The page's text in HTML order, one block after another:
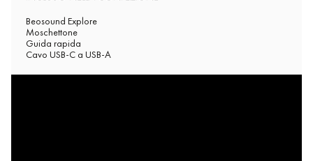
Beosound Explore
Moschettone
Guida rapida
Cavo USB-C a USB-A